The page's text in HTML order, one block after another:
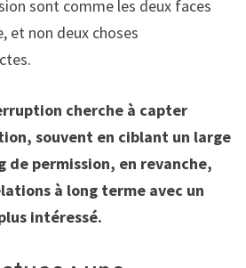
sont comme les deux faces
et non deux choses
cherche à capter
souvent en ciblant un large
de permission, en revanche,
à long terme avec un
intéressé.